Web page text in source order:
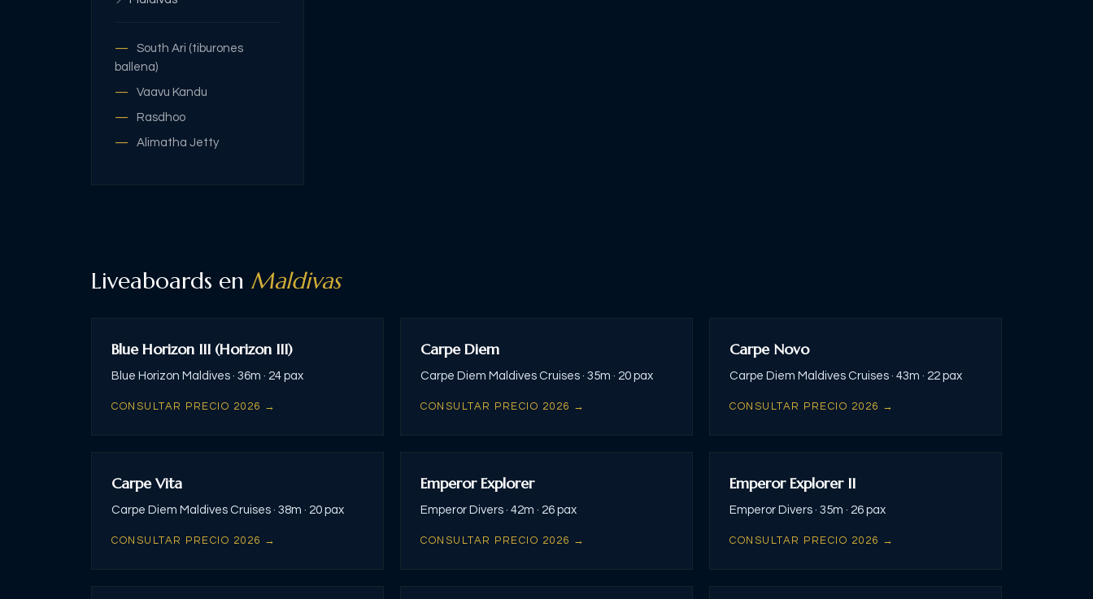
South Ari (tiburones
ballena)
Vaavu Kandu
Rasdhoo
Alimatha Jetty
Liveaboards en Maldivas
Blue Horizon III (Horizon III)
Blue Horizon Maldives · 36m · 24 pax
CONSULTAR PRECIO 2026 →
Carpe Diem
Carpe Diem Maldives Cruises · 35m · 20 pax
CONSULTAR PRECIO 2026 →
Carpe Novo
Carpe Diem Maldives Cruises · 43m · 22 pax
CONSULTAR PRECIO 2026 →
Carpe Vita
Carpe Diem Maldives Cruises · 38m · 20 pax
CONSULTAR PRECIO 2026 →
Emperor Explorer
Emperor Divers · 42m · 26 pax
CONSULTAR PRECIO 2026 →
Emperor Explorer II
Emperor Divers · 35m · 26 pax
CONSULTAR PRECIO 2026 →